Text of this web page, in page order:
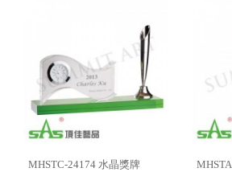
MHSTC-24174 水晶獎牌